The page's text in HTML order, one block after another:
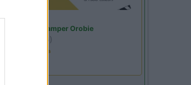
Area Sosta Camper Orobie
(BG)
Estate in cineteca